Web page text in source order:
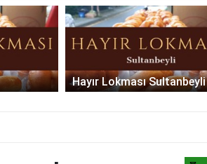
Hayır Lokması Sultanbeyli